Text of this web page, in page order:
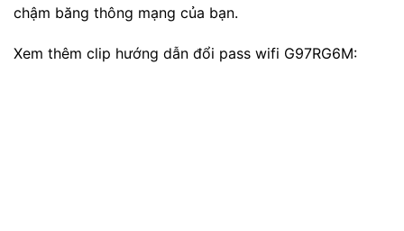
chậm băng thông mạng của bạn.
Xem thêm clip hướng dẫn đổi pass wifi G97RG6M: